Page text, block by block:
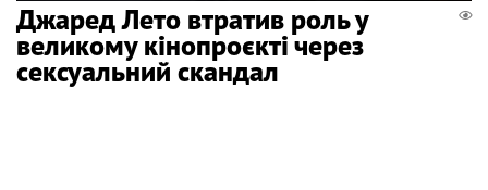
Джаред Лето втратив роль у
великому кінопроєкті через
сексуальний скандал